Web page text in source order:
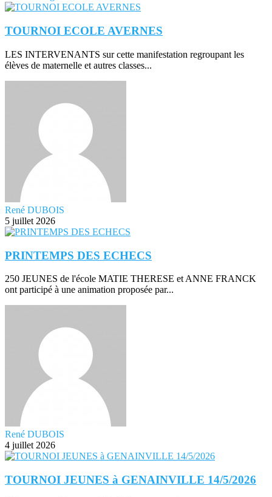
TOURNOI ECOLE AVERNES
LES INTERVENANTS sur cette manifestation regroupant les
élèves de maternelle et autres classes...
René DUBOIS
5 juillet 2026
PRINTEMPS DES ECHECS
250 JEUNES de l'école MATIE THERESE et ANNE FRANCK
ont participé à une animation proposée par...
René DUBOIS
4 juillet 2026
TOURNOI JEUNES à GENAINVILLE 14/5/2026